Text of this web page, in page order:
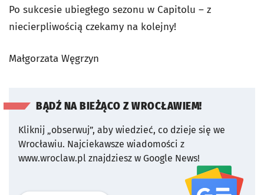
Po sukcesie ubiegłego sezonu w Capitolu – z
niecierpliwością czekamy na kolejny!
Małgorzata Węgrzyn
BĄDŹ NA BIEŻĄCO Z WROCŁAWIEM!
Kliknij „obserwuj”, aby wiedzieć, co dzieje się we
Wrocławiu. Najciekawsze wiadomości z
www.wroclaw.pl znajdziesz w Google News!